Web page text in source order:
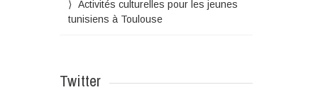
Activités culturelles pour les jeunes
tunisiens à Toulouse
Twitter